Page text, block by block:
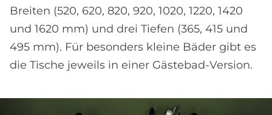
Breiten (520, 620, 820, 920, 1020, 1220, 1420
und 1620 mm) und drei Tiefen (365, 415 und
495 mm). Für besonders kleine Bäder gibt es
die Tische jeweils in einer Gästebad-Version.